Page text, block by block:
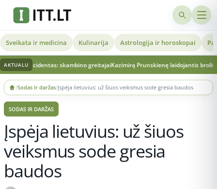
Sveikata ir medicina Kulinarija Astrologija ir horoskopai
AKTUALU
skambino greitajaiKazimirą Prunskienę laidojantis brolis – apie mirties
Skip
to
content
/Sodas ir daržas/Įspėja lietuvius: už šiuos veiksmus sode gresia baudos
SODAS IR DARŽAS
Įspėja lietuvius: už šiuos
veiksmus sode gresia
baudos